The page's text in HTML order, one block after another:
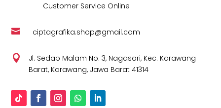
Customer Service Online
 ciptagrafika.shop@gmail.com

Jl. Sedap Malam No. 3, Nagasari, Kec. Karawang
Barat, Karawang, Jawa Barat 41314